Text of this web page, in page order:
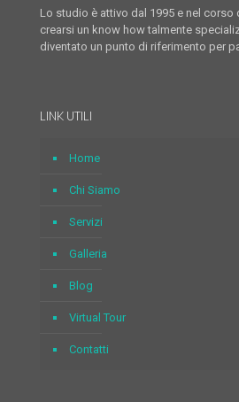
Lo studio è attivo dal 1995 e nel corso
crearsi un know how talmente
diventato un punto di riferimento per
LINK UTILI
Home
Chi Siamo
Servizi
Galleria
Blog
Virtual Tour
Contatti